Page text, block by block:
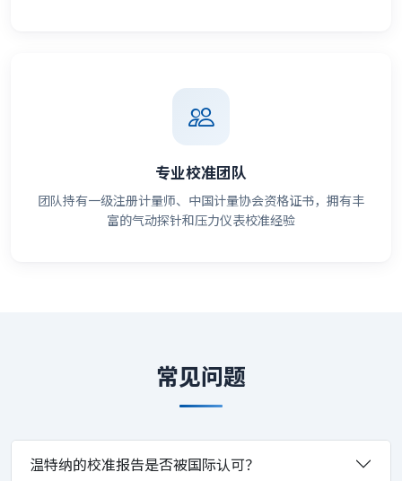
专业校准团队
团队持有一级注册计量师、中国计量协会资格证书，拥有丰
富的气动探针和压力仪表校准经验
常见问题
温特纳的校准报告是否被国际认可？